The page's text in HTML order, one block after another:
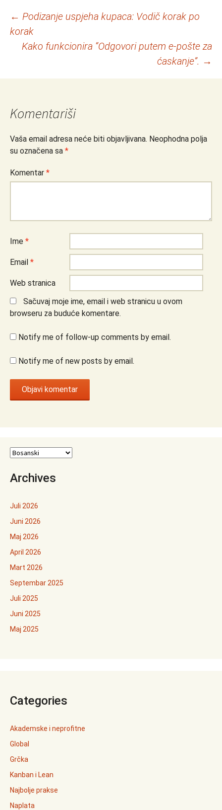
Navigacija
članaka
← Podizanje uspjeha kupaca: Vodič korak po
korak
Kako funkcionira “Odgovori putem e-pošte za
ćaskanje”. →
Komentariši
Vaša email adresa neće biti objavljivana. Neophodna polja
su označena sa *
Komentar *
Ime *
Email *
Web stranica
Sačuvaj moje ime, email i web stranicu u ovom
browseru za buduće komentare.
Notify me of follow-up comments by email.
Notify me of new posts by email.
Archives
Juli 2026
Juni 2026
Maj 2026
April 2026
Mart 2026
Septembar 2025
Juli 2025
Juni 2025
Maj 2025
Categories
Akademske i neprofitne
Global
Grčka
Kanban i Lean
Najbolje prakse
Naplata